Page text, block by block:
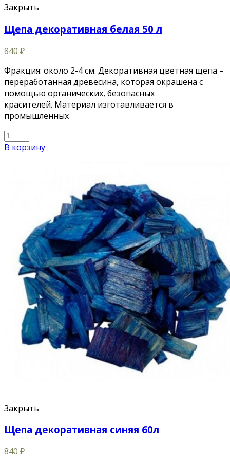
Закрыть
Щепа декоративная белая 50 л
840 ₽
Фракция: около 2-4 см. Декоративная цветная щепа –
переработанная древесина, которая окрашена с
помощью органических, безопасных
красителей. Материал изготавливается в
промышленных
В корзину
Закрыть
Щепа декоративная синяя 60л
840 ₽